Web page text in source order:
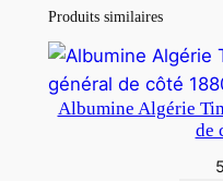
Produits similaires
Albumine Algérie
de